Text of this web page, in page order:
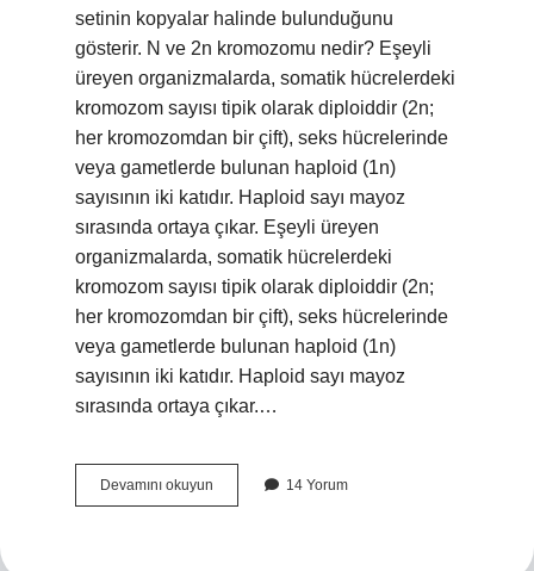
setinin kopyalar halinde bulunduğunu
gösterir. N ve 2n kromozomu nedir? Eşeyli
üreyen organizmalarda, somatik hücrelerdeki
kromozom sayısı tipik olarak diploiddir (2n;
her kromozomdan bir çift), seks hücrelerinde
veya gametlerde bulunan haploid (1n)
sayısının iki katıdır. Haploid sayı mayoz
sırasında ortaya çıkar. Eşeyli üreyen
organizmalarda, somatik hücrelerdeki
kromozom sayısı tipik olarak diploiddir (2n;
her kromozomdan bir çift), seks hücrelerinde
veya gametlerde bulunan haploid (1n)
sayısının iki katıdır. Haploid sayı mayoz
sırasında ortaya çıkar.…
Devamını okuyun
Hücre
14 Yorum